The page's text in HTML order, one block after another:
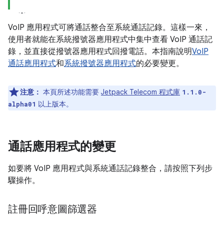
VoIP 應用程式可將通話整合至系統通話記錄。這樣一來，
使用者就能在系統撥號器應用程式中集中查看 VoIP 通話記
錄，並直接從撥號器應用程式回撥電話。本指南說明VoIP
通話應用程式和系統撥號器應用程式的必要變更。
注意： 本頁所述功能需要 Jetpack Telecom 程式庫 1.1.0-
alpha01 以上版本。
通話應用程式的變更
如要將 VoIP 應用程式與系統通話記錄整合，請按照下列步
驟操作。
註冊回呼意圖篩選器